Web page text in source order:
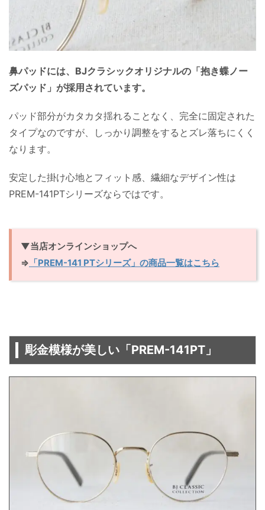
鼻パッドには、BJクラシックオリジナルの「抱き蝶ノー
ズパッド」が採用されています。
パッド部分がカタカタ揺れることなく、完全に固定された
タイプなのですが、しっかり調整をするとズレ落ちにくく
なります。
安定した掛け心地とフィット感、繊細なデザイン性は
PREM-141PTシリーズならではです。
▼当店オンラインショップへ
⇒ 「PREM-141 PTシリーズ」の商品一覧はこちら
彫金模様が美しい「PREM-141PT」